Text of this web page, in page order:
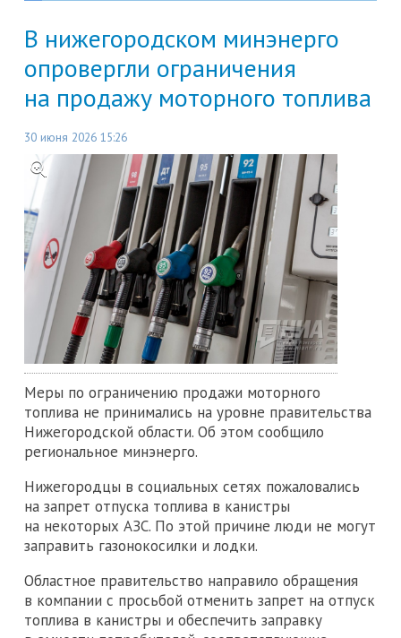
В нижегородском минэнерго
опровергли ограничения
на продажу моторного топлива
30 июня 2026 15:26
Меры по ограничению продажи моторного
топлива не принимались на уровне правительства
Нижегородской области. Об этом сообщило
региональное минэнерго.
Нижегородцы в социальных сетях пожаловались
на запрет отпуска топлива в канистры
на некоторых АЗС. По этой причине люди не могут
заправить газонокосилки и лодки.
Областное правительство направило обращения
в компании с просьбой отменить запрет на отпуск
топлива в канистры и обеспечить заправку